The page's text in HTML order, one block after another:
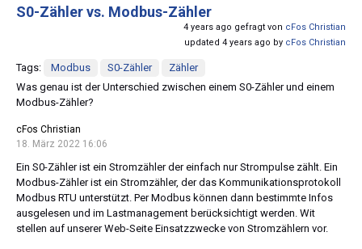
S0-Zähler vs. Modbus-Zähler
4 years ago gefragt von cFos Christian
updated 4 years ago by cFos Christian
Tags: Modbus S0-Zähler
Zähler
Was genau ist der Unterschied zwischen einem S0-Zähler und einem
Modbus-Zähler?
cFos Christian
18. März 2022 16:06
Ein S0-Zähler ist ein Stromzähler der einfach nur Strompulse zählt. Ein
Modbus-Zähler ist ein Stromzähler, der das Kommunikationsprotokoll
Modbus RTU unterstützt. Per Modbus können dann bestimmte Infos
ausgelesen und im Lastmanagement berücksichtigt werden. Wit
stellen auf unserer Web-Seite Einsatzzwecke von Stromzählern vor.